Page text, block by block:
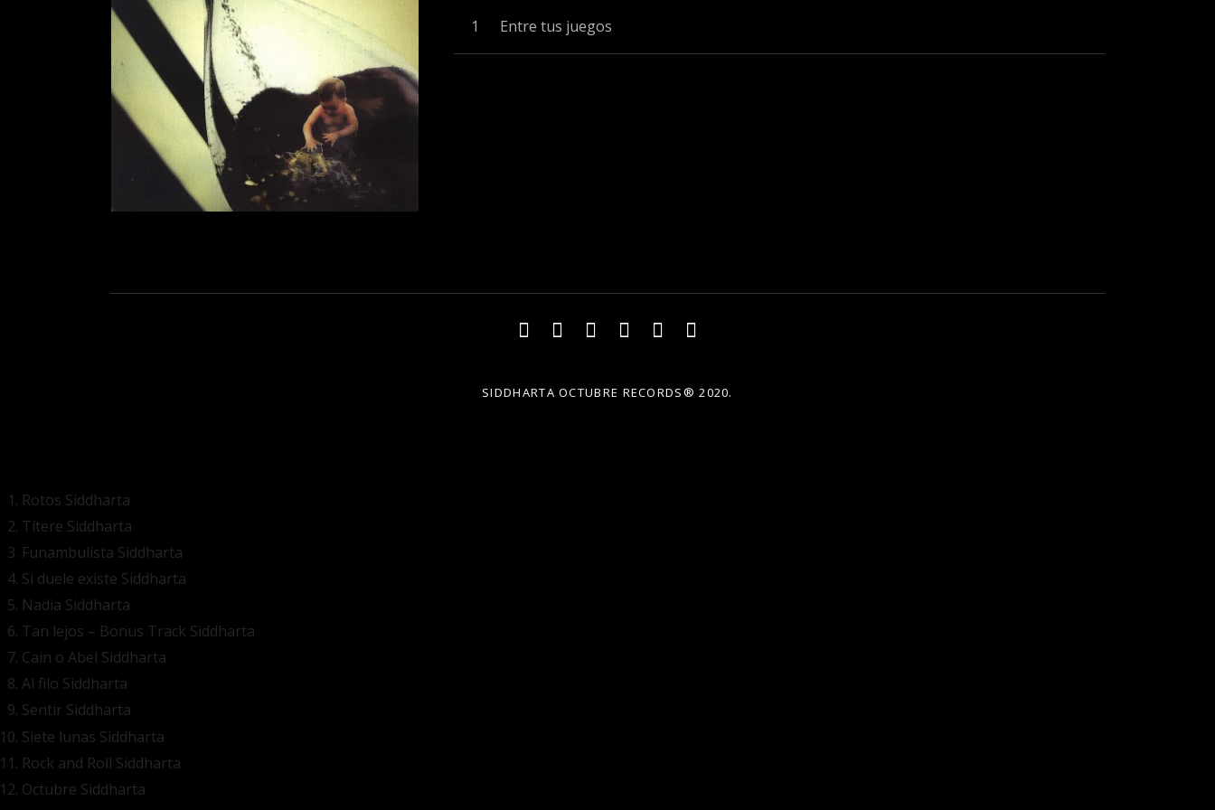
Record Tracklist
Entre tus juegos
FacebookSpotifyItunesYouTubeInstagram
SIDDHARTA OCTUBRE RECORDS® 2020.
Rotos Siddharta
Títere Siddharta
Funambulista Siddharta
Si duele existe Siddharta
Nadia Siddharta
Tan lejos – Bonus Track Siddharta
Cain o Abel Siddharta
Al filo Siddharta
Sentir Siddharta
Siete lunas Siddharta
Rock and Roll Siddharta
Octubre Siddharta